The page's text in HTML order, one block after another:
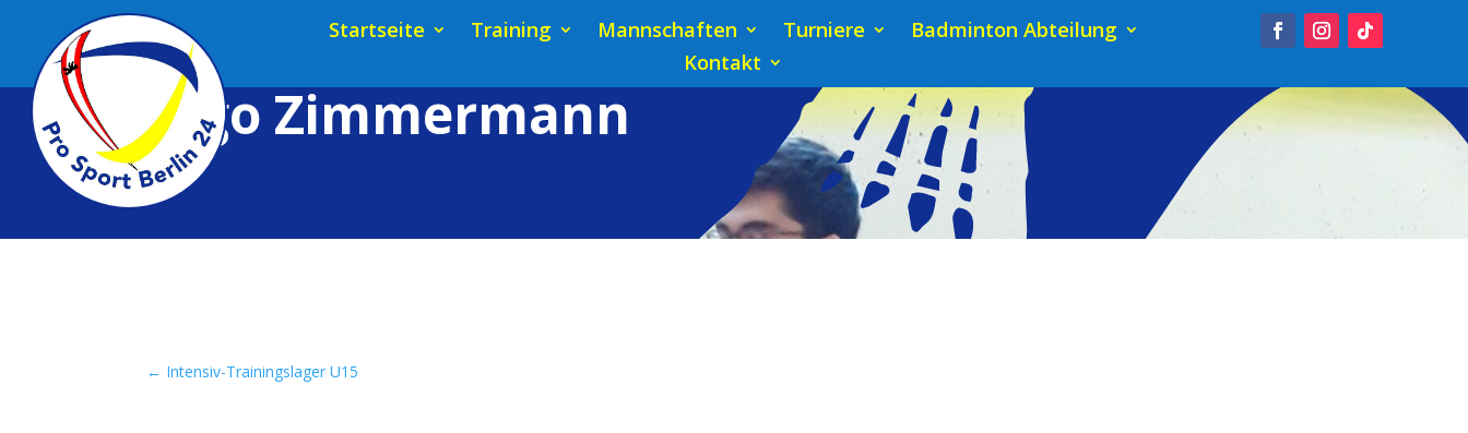
Startseite Training Mannschaften Turniere
Badminton Abteilung
Kontakt
Ingo Zimmermann
← Intensiv-Trainingslager U15